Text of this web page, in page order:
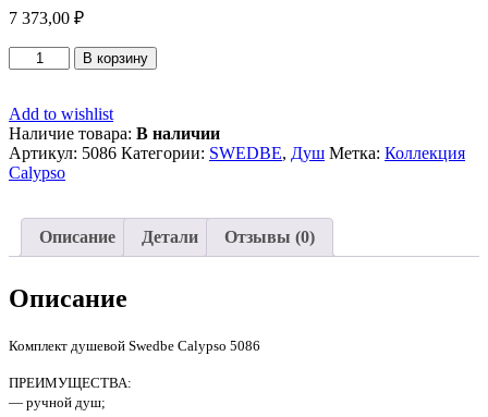
7 373,00 ₽
Количество
товара
гарнитур
Swedbe
Calypso
5086
В корзину
Add to wishlist
Наличие товара: В наличии
Артикул: 5086 Категории: SWEDBE, Душ Метка: Коллекция
Calypso
Описание Детали Отзывы (0)
Описание
Комплект душевой Swedbe Calypso 5086
ПРЕИМУЩЕСТВА:
— ручной душ;